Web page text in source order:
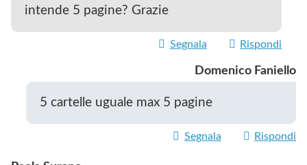
intende 5 pagine? Grazie
Segnala Rispondi
Domenico Faniello
5 cartelle uguale max 5 pagine
Segnala Rispondi